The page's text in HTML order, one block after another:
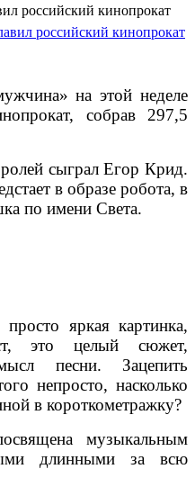
российский кинопрокат
на этой неделе
собрав 297,5
сыграл Егор Крид.
в образе робота, в
по имени Света.
яркая картинка,
это целый сюжет,
песни. Зацепить
непросто, насколько
в короткометражку?
музыкальным
длинными за всю